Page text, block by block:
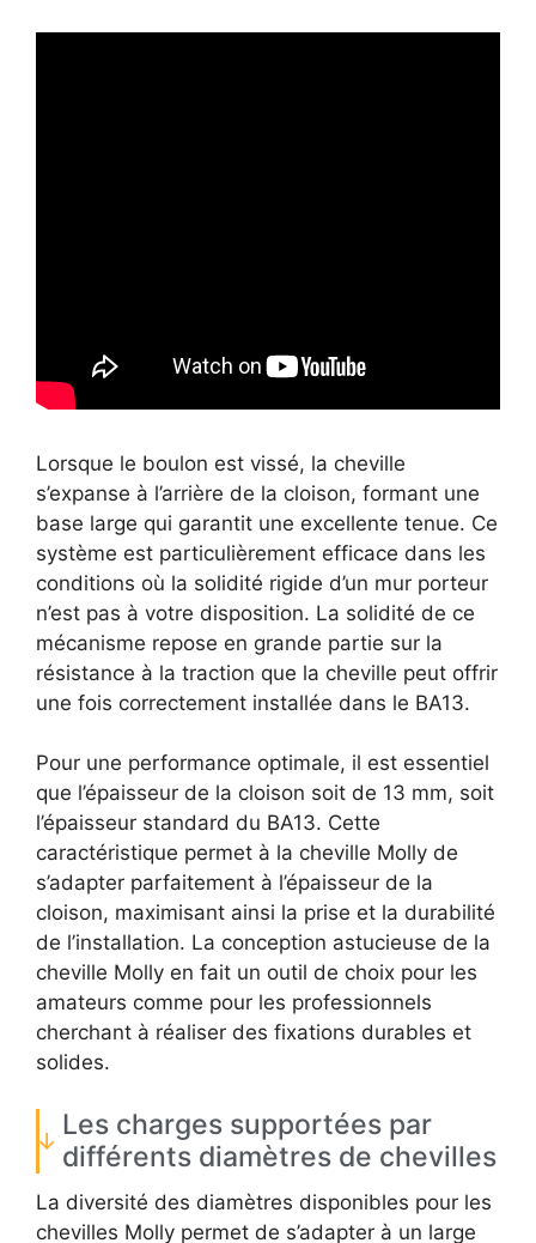
Lorsque le boulon est vissé, la cheville
s’expanse à l’arrière de la cloison, formant une
base large qui garantit une excellente tenue. Ce
système est particulièrement efficace dans les
conditions où la solidité rigide d’un mur porteur
n’est pas à votre disposition. La solidité de ce
mécanisme repose en grande partie sur la
résistance à la traction que la cheville peut offrir
une fois correctement installée dans le BA13.
Pour une performance optimale, il est essentiel
que l’épaisseur de la cloison soit de 13 mm, soit
l’épaisseur standard du BA13. Cette
caractéristique permet à la cheville Molly de
s’adapter parfaitement à l’épaisseur de la
cloison, maximisant ainsi la prise et la durabilité
de l’installation. La conception astucieuse de la
cheville Molly en fait un outil de choix pour les
amateurs comme pour les professionnels
cherchant à réaliser des fixations durables et
solides.
Les charges supportées par
différents diamètres de chevilles
La diversité des diamètres disponibles pour les
chevilles Molly permet de s’adapter à un large